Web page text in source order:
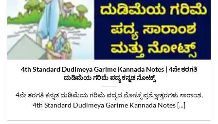
4th Standard Dudimeya Garime Kannada Notes | 4ನೇ ತರಗತಿ
ದುಡಿಮೆಯ ಗರಿಮೆ ಪದ್ಯ ಕನ್ನಡ ನೋಟ್ಸ್
4ನೇ ತರಗತಿ ಕನ್ನಡ ದುಡಿಮೆಯ ಗರಿಮೆ ಪದ್ಯದ ನೋಟ್ಸ್‌ ಪ್ರಶ್ನೋತ್ತರಗಳು ಸಾರಾಂಶ,
4th Standard Dudimeya Garime Kannada Notes [...]